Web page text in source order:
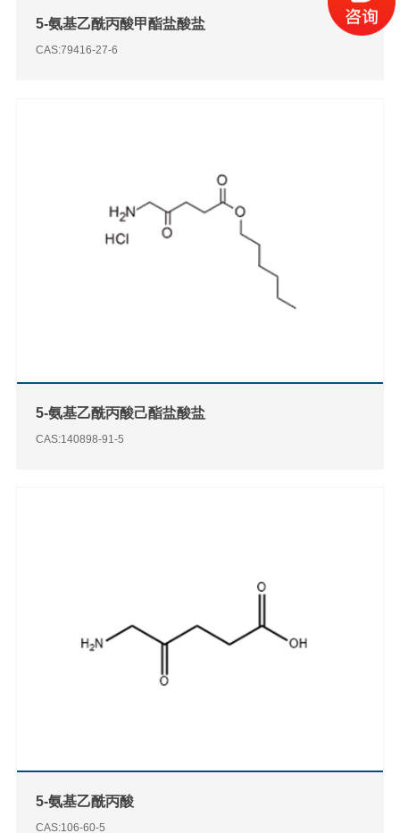
5-氨基乙酰丙酸甲酯盐酸盐
CAS:79416-27-6
5-氨基乙酰丙酸己酯盐酸盐
CAS:140898-91-5
5-氨基乙酰丙酸
CAS:106-60-5